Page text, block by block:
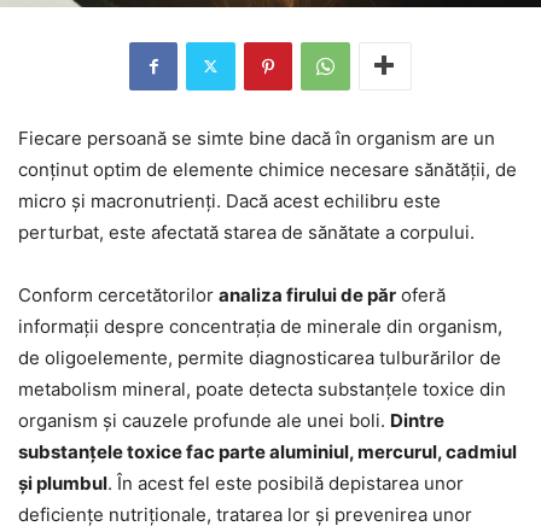
Fiecare persoană se simte bine dacă în organism are un
conținut optim de elemente chimice necesare sănătății, de
micro și macronutrienți. Dacă acest echilibru este
perturbat, este afectată starea de sănătate a corpului.
Conform cercetătorilor analiza firului de păr oferă
informații despre concentrația de minerale din organism,
de oligoelemente, permite diagnosticarea tulburărilor de
metabolism mineral, poate detecta substanțele toxice din
organism și cauzele profunde ale unei boli. Dintre
substanțele toxice fac parte aluminiul, mercurul, cadmiul
și plumbul. În acest fel este posibilă depistarea unor
deficiențe nutriționale, tratarea lor și prevenirea unor